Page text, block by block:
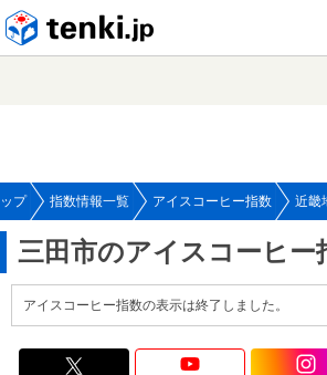
プ 指数情報一覧 アイスコーヒー指数 近畿
三田市のアイスコーヒー
アイスコーヒー指数の表示は終了しました。